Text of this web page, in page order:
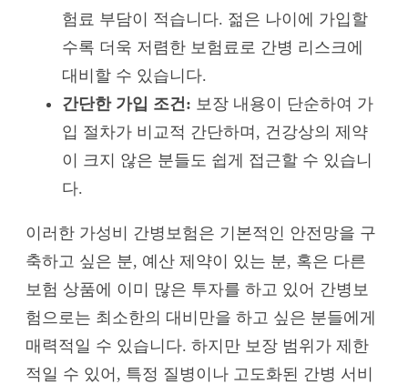
험료 부담이 적습니다. 젊은 나이에 가입할
수록 더욱 저렴한 보험료로 간병 리스크에
대비할 수 있습니다.
간단한 가입 조건: 보장 내용이 단순하여 가
입 절차가 비교적 간단하며, 건강상의 제약
이 크지 않은 분들도 쉽게 접근할 수 있습니
다.
이러한 가성비 간병보험은 기본적인 안전망을 구
축하고 싶은 분, 예산 제약이 있는 분, 혹은 다른
보험 상품에 이미 많은 투자를 하고 있어 간병보
험으로는 최소한의 대비만을 하고 싶은 분들에게
매력적일 수 있습니다. 하지만 보장 범위가 제한
적일 수 있어, 특정 질병이나 고도화된 간병 서비